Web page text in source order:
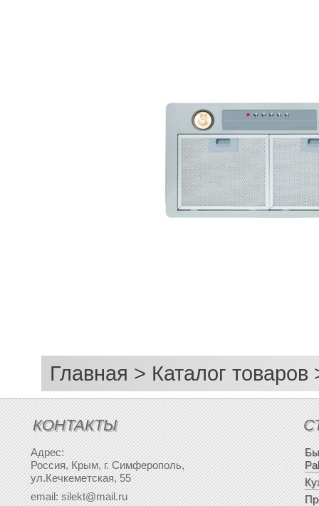
Главная > Каталог товаров
КОНТАКТЫ
Адрес:
Россия, Крым, г. Симферополь,
ул.Кечкеметская, 55
email: silekt@mail.ru